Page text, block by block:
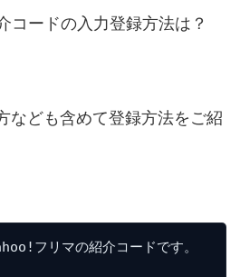
コードの入力登録方法は？
なども含めて登録方法をご紹
フリマの紹介コードです。